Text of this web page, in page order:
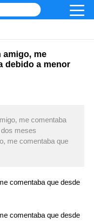
amigo, me
debido a menor
me comentaba
meses
me comentaba que
comentaba que desde
comentaba que desde